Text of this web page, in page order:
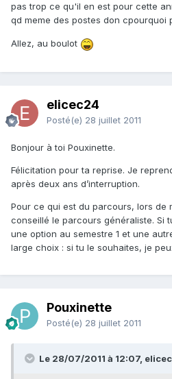
pas trop ce qu'il en est pour cette
qd meme des postes don cpourquoi
Allez, au boulot
elicec24
Posté(e) 28 juillet 2011
Bonjour à toi Pouxinette.
Félicitation pour ta reprise. Je
après deux ans d’interruption.
Pour ce qui est du parcours, lors de
conseillé le parcours généraliste. Si
une option au semestre 1 et une
large choix : si tu le souhaites, je
Pouxinette
Posté(e) 28 juillet 2011
Le 28/07/2011 à 12:07,